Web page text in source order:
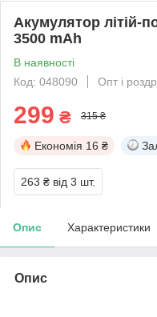
Акумулятор літій-
3500 mAh
В наявності
Код: 048090
Опт і
299 ₴ 315 ₴
Економія 16 ₴
263 ₴ від 3 шт.
Опис Характеристики
Опис